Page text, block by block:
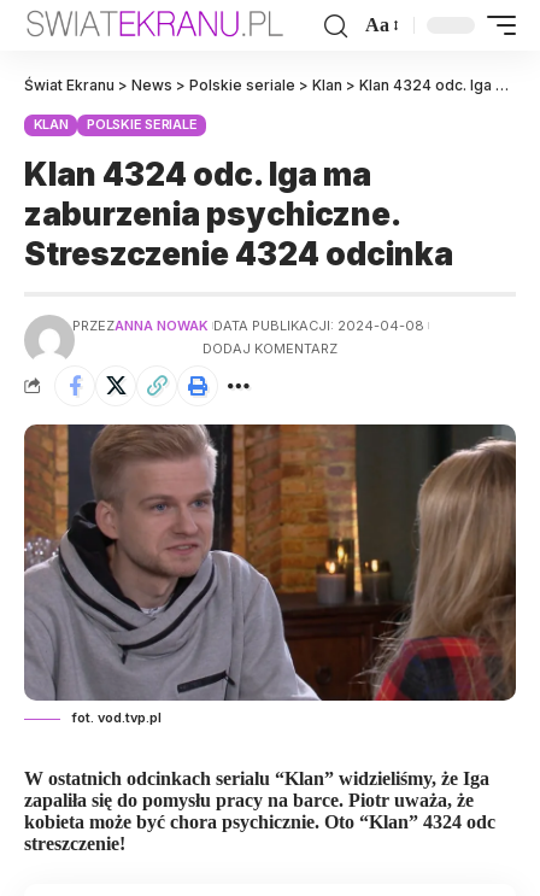
Aa
Świat Ekranu > News > Polskie seriale > Klan > Klan 4324 odc. Iga ma zaburzenia psychiczne. Streszczenie 4324 odcinka
KLAN POLSKIE SERIALE
Klan 4324 odc. Iga ma
zaburzenia psychiczne.
Streszczenie 4324 odcinka
PRZEZANNA NOWAK DATA PUBLIKACJI: 2024-04-08
DODAJ KOMENTARZ
fot. vod.tvp.pl
W ostatnich odcinkach serialu “Klan” widzieliśmy, że Iga
zapaliła się do pomysłu pracy na barce. Piotr uważa, że
kobieta może być chora psychicznie. Oto “Klan” 4324 odc
streszczenie!